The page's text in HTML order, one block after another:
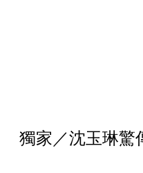
獨家／沈玉琳